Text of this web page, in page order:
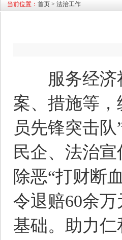
当前位置： 首页 > 法治工作
服务经济社
案、措施等
员先锋突击
民企、法治
除恶“打财断
令退赔60余
基础。助力